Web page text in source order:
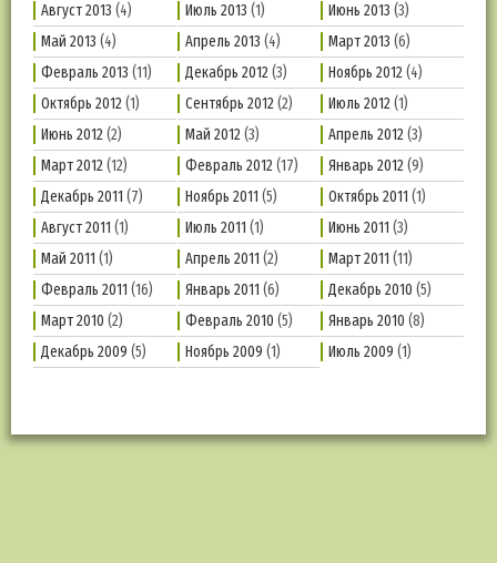
Август 2013 (4) Июль 2013 (1) Июнь 2013 (3)
Май 2013 (4) Апрель 2013 (4) Март 2013 (6)
Февраль 2013 (11) Декабрь 2012(3) Ноябрь 2012(4)
Октябрь 2012(1) Сентябрь 2012(2) Июль 2012(1)
Июнь 2012(2) Май 2012(3) Апрель 2012(3)
Март 2012(12) Февраль 2012(17) Январь 2012(9)
Декабрь 2011 (7) Ноябрь 2011 (5) Октябрь 2011 (1)
Август 2011 (1) Июль 2011 (1) Июнь 2011 (3)
Май 2011 (1) Апрель 2011 (2) Март 2011 (11)
Февраль 2011 (16) Январь 2011 (6) Декабрь 2010 (5)
Март 2010 (2) Февраль 2010 (5) Январь 2010 (8)
Декабрь 2009 (5) Ноябрь 2009 (1) Июль 2009 (1)